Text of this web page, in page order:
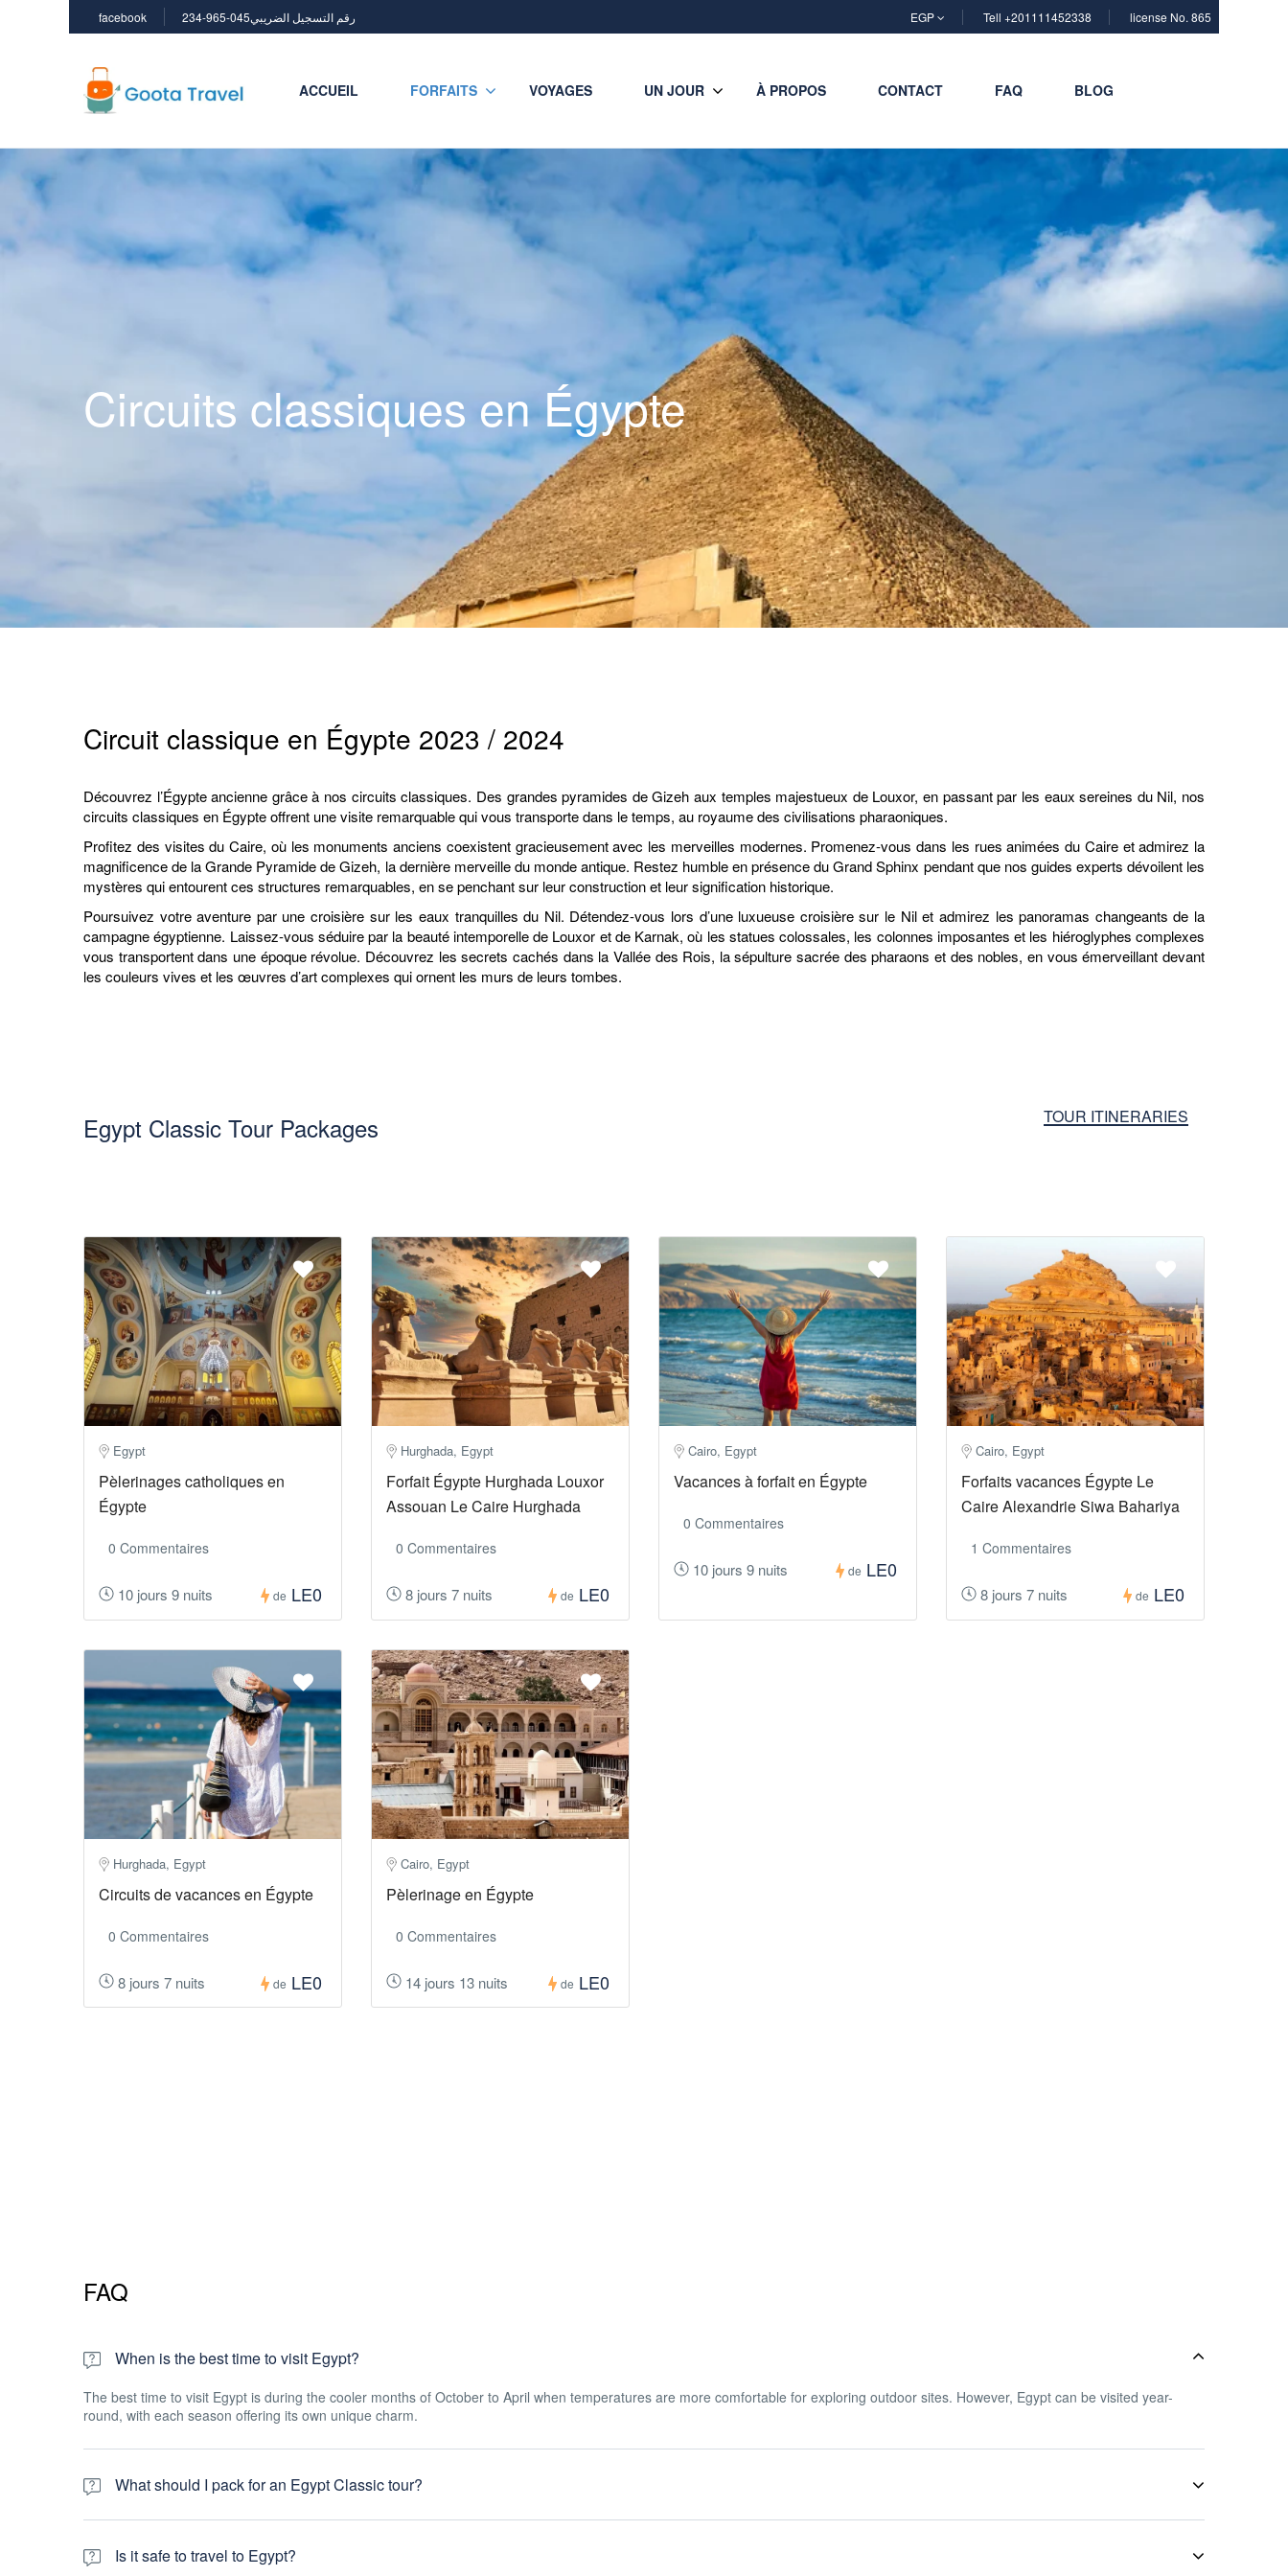
facebook 234-965-045رقم التسجيل الضريبي EGP Tell +201111452338 license No. 865
ACCUEIL FORFAITS VOYAGES UN JOUR À PROPOS CONTACT FAQ BLOG
Circuits classiques en Égypte
Circuit classique en Égypte 2023 / 2024
Découvrez l’Égypte ancienne grâce à nos circuits classiques. Des grandes pyramides de Gizeh aux temples majestueux de Louxor, en passant par les eaux sereines du Nil, nos
circuits classiques en Égypte offrent une visite remarquable qui vous transporte dans le temps, au royaume des civilisations pharaoniques.
Profitez des visites du Caire, où les monuments anciens coexistent gracieusement avec les merveilles modernes. Promenez-vous dans les rues animées du Caire et admirez la
magnificence de la Grande Pyramide de Gizeh, la dernière merveille du monde antique. Restez humble en présence du Grand Sphinx pendant que nos guides experts dévoilent les
mystères qui entourent ces structures remarquables, en se penchant sur leur construction et leur signification historique.
Poursuivez votre aventure par une croisière sur les eaux tranquilles du Nil. Détendez-vous lors d’une luxueuse croisière sur le Nil et admirez les panoramas changeants de la
campagne égyptienne. Laissez-vous séduire par la beauté intemporelle de Louxor et de Karnak, où les statues colossales, les colonnes imposantes et les hiéroglyphes complexes
vous transportent dans une époque révolue. Découvrez les secrets cachés dans la Vallée des Rois, la sépulture sacrée des pharaons et des nobles, en vous émerveillant devant
les couleurs vives et les œuvres d’art complexes qui ornent les murs de leurs tombes.
Egypt Classic Tour Packages TOUR ITINERARIES
Egypt
Pèlerinages catholiques en
Égypte
0 Commentaires
10 jours 9 nuits de LE0
Hurghada, Egypt
Forfait Égypte Hurghada Louxor
Assouan Le Caire Hurghada
0 Commentaires
8 jours 7 nuits de LE0
Cairo, Egypt
Vacances à forfait en Égypte
0 Commentaires
10 jours 9 nuits de LE0
Cairo, Egypt
Forfaits vacances Égypte Le
Caire Alexandrie Siwa Bahariya
1 Commentaires
8 jours 7 nuits de LE0
Hurghada, Egypt
Circuits de vacances en Égypte
0 Commentaires
8 jours 7 nuits de LE0
Cairo, Egypt
Pèlerinage en Égypte
0 Commentaires
14 jours 13 nuits de LE0
FAQ
When is the best time to visit Egypt?
The best time to visit Egypt is during the cooler months of October to April when temperatures are more comfortable for exploring outdoor sites. However, Egypt can be visited year-
round, with each season offering its own unique charm.
What should I pack for an Egypt Classic tour?
It is recommended to pack lightweight and breathable clothing, as Egypt can have hot temperatures. Additionally, comfortable walking shoes, a hat, sunglasses, sunscreen, and insect
Is it safe to travel to Egypt?